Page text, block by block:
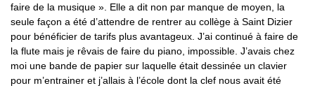
faire de la musique ». Elle a dit non par manque de moyen, la
seule façon a été d’attendre de rentrer au collège à Saint Dizier
pour bénéficier de tarifs plus avantageux. J’ai continué à faire de
la flute mais je rêvais de faire du piano, impossible. J’avais chez
moi une bande de papier sur laquelle était dessinée un clavier
pour m’entrainer et j’allais à l’école dont la clef nous avait été